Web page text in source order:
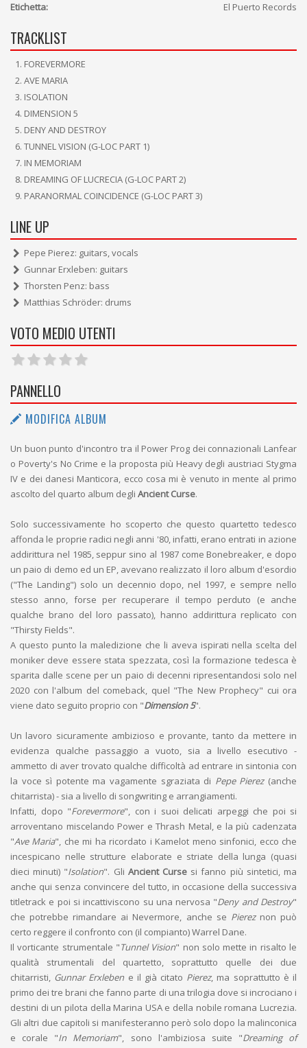
Etichetta:
El Puerto Records
TRACKLIST
FOREVERMORE
AVE MARIA
ISOLATION
DIMENSION 5
DENY AND DESTROY
TUNNEL VISION (G-LOC PART 1)
IN MEMORIAM
DREAMING OF LUCRECIA (G-LOC PART 2)
PARANORMAL COINCIDENCE (G-LOC PART 3)
LINE UP
Pepe Pierez: guitars, vocals
Gunnar Erxleben: guitars
Thorsten Penz: bass
Matthias Schröder: drums
VOTO MEDIO UTENTI
PANNELLO
MODIFICA ALBUM
Un buon punto d'incontro tra il Power Prog dei connazionali Lanfear
o Poverty's No Crime e la proposta più Heavy degli austriaci Stygma
IV e dei danesi Manticora, ecco cosa mi è venuto in mente al primo
ascolto del quarto album degli Ancient Curse.
Solo successivamente ho scoperto che questo quartetto tedesco
affonda le proprie radici negli anni '80, infatti, erano entrati in azione
addirittura nel 1985, seppur sino al 1987 come Bonebreaker, e dopo
un paio di demo ed un EP, avevano realizzato il loro album d'esordio
("The Landing") solo un decennio dopo, nel 1997, e sempre nello
stesso anno, forse per recuperare il tempo perduto (e anche
qualche brano del loro passato), hanno addirittura replicato con
"Thirsty Fields".
A questo punto la maledizione che li aveva ispirati nella scelta del
moniker deve essere stata spezzata, così la formazione tedesca è
sparita dalle scene per un paio di decenni ripresentandosi solo nel
2020 con l'album del comeback, quel "The New Prophecy" cui ora
viene dato seguito proprio con "Dimension 5".
Un lavoro sicuramente ambizioso e provante, tanto da mettere in
evidenza qualche passaggio a vuoto, sia a livello esecutivo -
ammetto di aver trovato qualche difficoltà ad entrare in sintonia con
la voce sì potente ma vagamente sgraziata di Pepe Pierez(anche
chitarrista) - sia a livello di songwriting e arrangiamenti.
Infatti, dopo "Forevermore", con i suoi delicati arpeggi che poi si
arroventano miscelando Power e Thrash Metal, e la più cadenzata
"Ave Maria", che mi ha ricordato i Kamelot meno sinfonici, ecco che
incespicano nelle strutture elaborate e striate della lunga (quasi
dieci minuti) "Isolation". Gli Ancient Curse si fanno più sintetici, ma
anche qui senza convincere del tutto, in occasione della successiva
titletrack e poi si incattiviscono su una nervosa "Deny and Destroy"
che potrebbe rimandare ai Nevermore, anche se Piereznon può
certo reggere il confronto con (il compianto) Warrel Dane.
Il vorticante strumentale "Tunnel Vision" non solo mette in risalto le
qualità strumentali del quartetto, soprattutto quelle dei due
chitarristi, Gunnar Erxleben e il già citato Pierez, ma soprattutto è il
primo dei tre brani che fanno parte di una trilogia dove si incrociano i
destini di un pilota della Marina USA e della nobile romana Lucrezia.
Gli altri due capitoli si manifesteranno però solo dopo la malinconica
e corale "In Memoriam", sono l'ambiziosa suite "Dreaming of